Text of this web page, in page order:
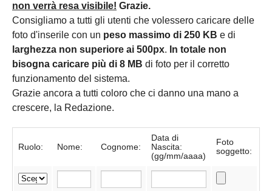
non verrà resa visibile! Grazie.
Consigliamo a tutti gli utenti che volessero caricare delle
foto d'inserile con un peso massimo di 250 KB e di
larghezza non superiore ai 500px. In totale non
bisogna caricare più di 8 MB di foto per il corretto
funzionamento del sistema.
Grazie ancora a tutti coloro che ci danno una mano a
crescere, la Redazione.
Ruolo: Nome: Cognome:
Data di
Nascita:
(gg/mm/aaaa)
Foto
soggetto: